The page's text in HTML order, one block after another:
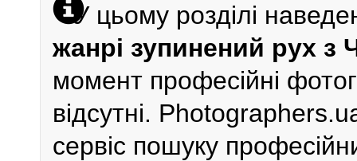
У цьому розділі
жанрі зупинений рух з
момент професійні
відсутні.
сервіс пошуку